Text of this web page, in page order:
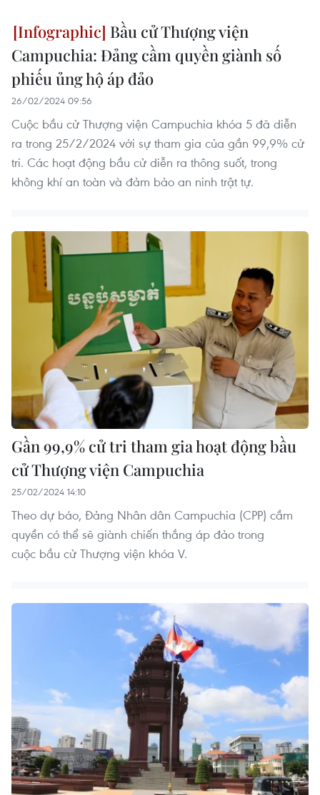
Bầu cử Thượng viện
Campuchia: Đảng cầm quyền giành số
phiếu ủng hộ áp đảo
26/02/2024 09:56
Cuộc bầu cử Thượng viện Campuchia khóa 5 đã diễn
ra trong 25/2/2024 với sự tham gia của gần 99,9% cử
tri. Các hoạt động bầu cử diễn ra thông suốt, trong
không khí an toàn và đảm bảo an ninh trật tự.
Gần 99,9% cử tri tham gia hoạt động bầu
cử Thượng viện Campuchia
25/02/2024 14:10
Theo dự báo, Đảng Nhân dân Campuchia (CPP) cầm
quyền có thể sẽ giành chiến thắng áp đảo trong
cuộc bầu cử Thượng viện khóa V.